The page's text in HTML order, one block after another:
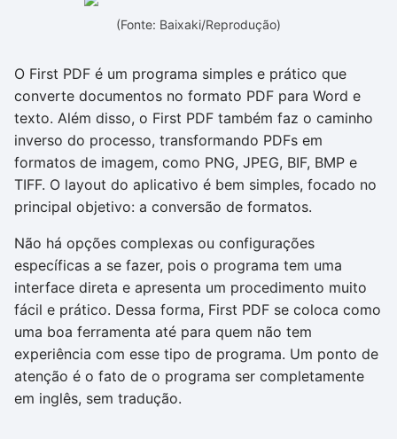
(Fonte: Baixaki/Reprodução)
O First PDF é um programa simples e prático que
converte documentos no formato PDF para Word e
texto. Além disso, o First PDF também faz o caminho
inverso do processo, transformando PDFs em
formatos de imagem, como PNG, JPEG, BIF, BMP e
TIFF. O layout do aplicativo é bem simples, focado no
principal objetivo: a conversão de formatos.
Não há opções complexas ou configurações
específicas a se fazer, pois o programa tem uma
interface direta e apresenta um procedimento muito
fácil e prático. Dessa forma, First PDF se coloca como
uma boa ferramenta até para quem não tem
experiência com esse tipo de programa. Um ponto de
atenção é o fato de o programa ser completamente
em inglês, sem tradução.